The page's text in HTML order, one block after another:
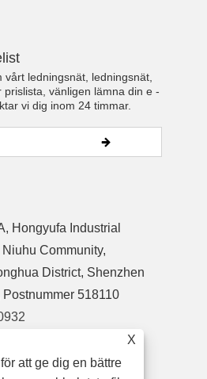
vårt ledningsnät, ledningsnät,
prislista, vänligen lämna din e -
vi dig inom 24 timmar.
Hongyufa Industrial
Community,
District, Shenzhen
518110
X
att ge dig en bättre